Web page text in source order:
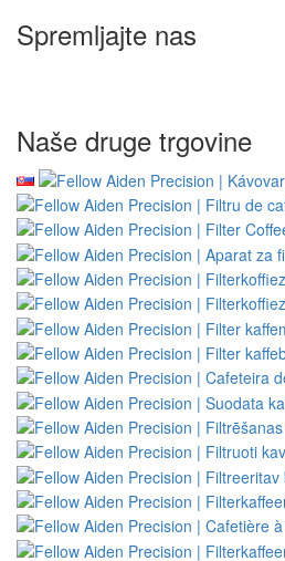
Spremljajte nas
Naše druge trgovine